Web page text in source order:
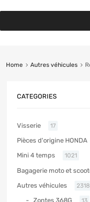
Home Autres véhicules
CATEGORIES
Visserie 17
Pièces d'origine HONDA
Mini 4 temps 1021
Bagagerie moto et
Autres véhicules 2318
Zontes 368G 13